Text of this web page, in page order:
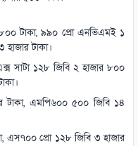
টাকা, ৯৯০ প্রো এনভিএমই ১
টাকা।
সাটা ১২৮ জিবি ২ হাজার ৮০০
টাকা, এমপি৬০০ ৫০০ জিবি ১৪
এস৭০০ প্রো ১২৮ জিবি ৩ হাজার